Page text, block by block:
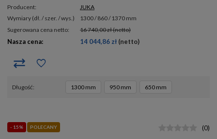
Producent:
JUKA
wymiary (dł. / szer. / wys.)
1300 / 860 / 1370 mm
Sugerowana cena netto:
16 740,00 zł(netto)
Nasza cena: 14 044,86 zł (netto)
długość 1300 mm 950 mm 650 mm
- 15% POLECANY (0)